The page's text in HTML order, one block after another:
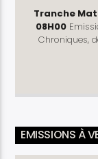
Tranche
08H00
Chroniques,
:
du Jour -
Santé ( Mardi
EMISSIONS À